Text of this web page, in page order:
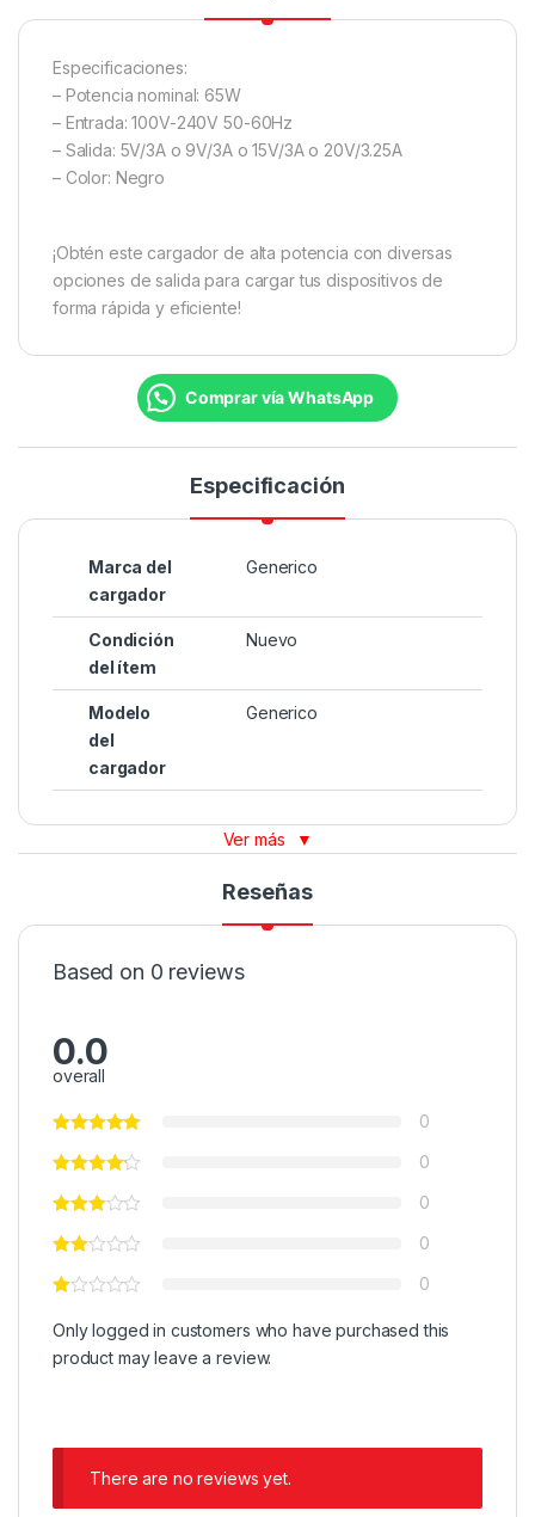
Especificaciones:
– Potencia nominal: 65W
– Entrada: 100V-240V 50-60Hz
– Salida: 5V/3A o 9V/3A o 15V/3A o 20V/3.25A
– Color: Negro
¡Obtén este cargador de alta potencia con diversas
opciones de salida para cargar tus dispositivos de
forma rápida y eficiente!
Comprar vía WhatsApp
Especificación
Marca del
cargador
Generico
Condición
del ítem
Nuevo
Modelo
del
cargador
Generico
Ver más ▼
Reseñas
Based on 0 reviews
0.0
overall
0
0
0
0
0
Only logged in customers who have purchased this
product may leave a review.
There are no reviews yet.